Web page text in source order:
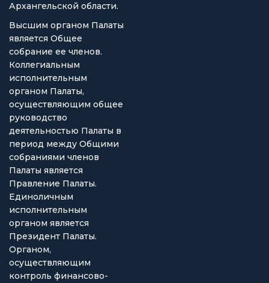
Архангельской области.
Высшим органом Палаты
является Общее
собрание ее членов.
Коллегиальным
исполнительным
органом Палаты,
осуществляющим общее
руководство
деятельностью Палаты в
период между Общими
собраниями членов
Палаты является
Правление Палаты.
Единоличным
исполнительным
органом является
Президент Палаты.
Органом,
осуществляющим
контроль финансово-